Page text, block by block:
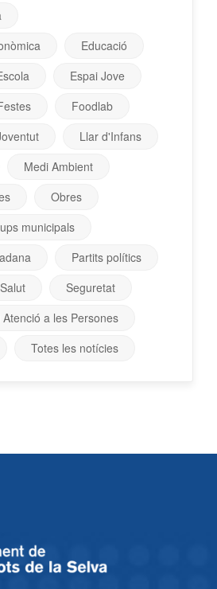
Educació
Espai Jove
Foodlab
Llar d'Infans
Medi Ambient
Obres
municipals
Partits polítics
Salut
Seguretat
a les Persones
Totes les notícies